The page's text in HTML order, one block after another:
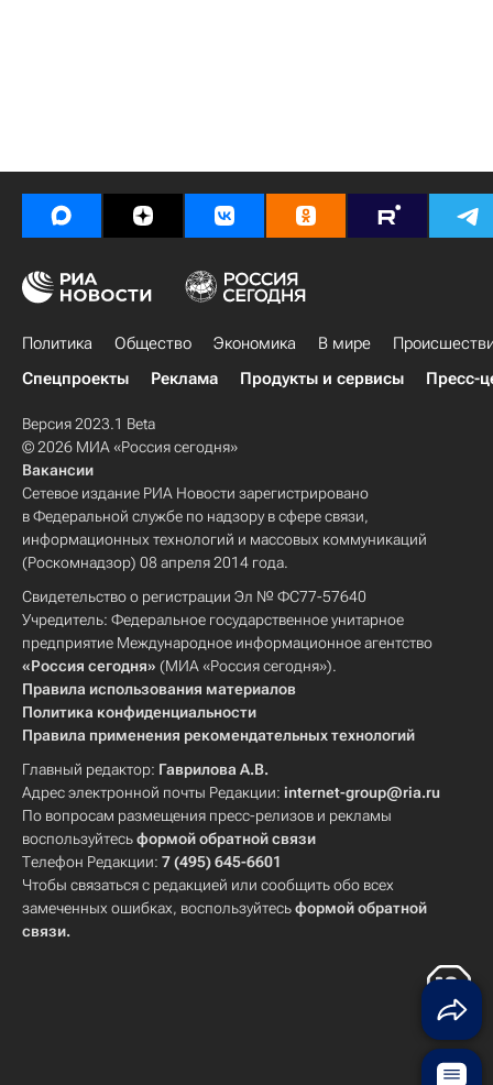
Политика Общество Экономика В мире
Спецпроекты
Реклама Продукты и сервисы Пресс-
Версия 2023.1 Beta
© 2026 МИА «Россия сегодня»
Вакансии
Сетевое издание РИА Новости зарегистрировано
в Федеральной службе по надзору в сфере связи,
информационных технологий и массовых коммуникаций
(Роскомнадзор) 08 апреля 2014 года.
Свидетельство о регистрации Эл № ФС77-57640
Учредитель: Федеральное государственное унитарное
предприятие Международное информационное агентство
«Россия сегодня» (МИА «Россия сегодня»).
Правила использования материалов
Политика конфиденциальности
Правила применения рекомендательных технологий
Главный редактор: Гаврилова А.В.
Адрес электронной почты Редакции: internet-group@ria.ru
По вопросам размещения пресс-релизов и рекламы
воспользуйтесьформой обратной связи
Телефон Редакции: 7 (495) 645-6601
Чтобы связаться с редакцией или сообщить обо всех
замеченных ошибках, воспользуйтесьформой обратной
связи.